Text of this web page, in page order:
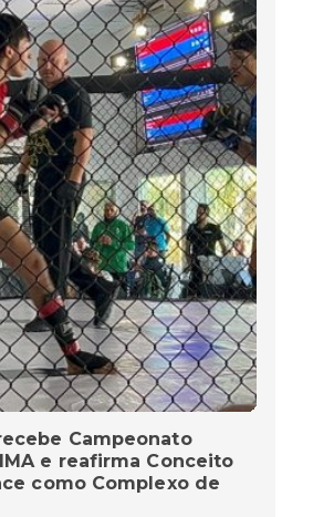
Campeonato
e reafirma Conceito
como Complexo de